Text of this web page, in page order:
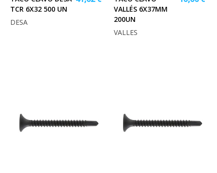
TCR 6X32 500 UN
DESA
VALLÉS 6X37MM
200UN
VALLES